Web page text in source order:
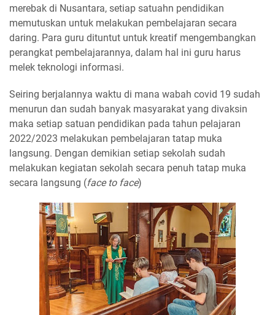
merebak di Nusantara, setiap satuahn pendidikan
memutuskan untuk melakukan pembelajaran secara
daring. Para guru dituntut untuk kreatif mengembangkan
perangkat pembelajarannya, dalam hal ini guru harus
melek teknologi informasi.
Seiring berjalannya waktu di mana wabah covid 19 sudah
menurun dan sudah banyak masyarakat yang divaksin
maka setiap satuan pendidikan pada tahun pelajaran
2022/2023 melakukan pembelajaran tatap muka
langsung. Dengan demikian setiap sekolah sudah
melakukan kegiatan sekolah secara penuh tatap muka
secara langsung (face to face)